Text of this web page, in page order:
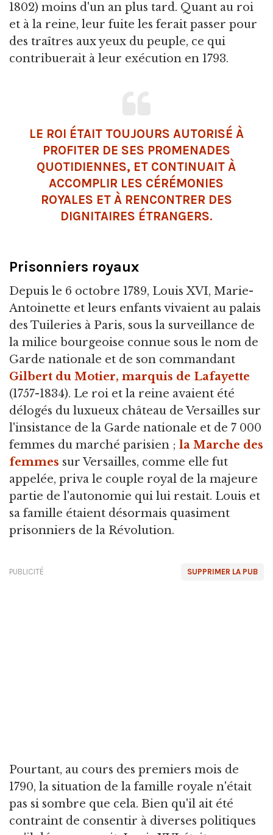
1802) moins d'un an plus tard. Quant au roi
et à la reine, leur fuite les ferait passer pour
des traîtres aux yeux du peuple, ce qui
contribuerait à leur exécution en 1793.
LE ROI ÉTAIT TOUJOURS AUTORISÉ À
PROFITER DE SES PROMENADES
QUOTIDIENNES, ET CONTINUAIT À
ACCOMPLIR LES CÉRÉMONIES
ROYALES ET À RENCONTRER DES
DIGNITAIRES ÉTRANGERS.
Prisonniers royaux
Depuis le 6 octobre 1789, Louis XVI, Marie-
Antoinette et leurs enfants vivaient au palais
des Tuileries à Paris, sous la surveillance de
la milice bourgeoise connue sous le nom de
Garde nationale et de son commandant
Gilbert du Motier, marquis de Lafayette
(1757-1834). Le roi et la reine avaient été
délogés du luxueux château de Versailles sur
l'insistance de la Garde nationale et de 7 000
femmes du marché parisien ; la Marche des
femmes sur Versailles, comme elle fut
appelée, priva le couple royal de la majeure
partie de l'autonomie qui lui restait. Louis et
sa famille étaient désormais quasiment
prisonniers de la Révolution.
SUPPRIMER LA PUB
PUBLICITÉ
Pourtant, au cours des premiers mois de
1790, la situation de la famille royale n'était
pas si sombre que cela. Bien qu'il ait été
contraint de consentir à diverses politiques